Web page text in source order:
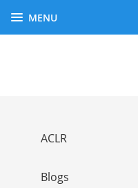
MENU
ACLR
Blogs